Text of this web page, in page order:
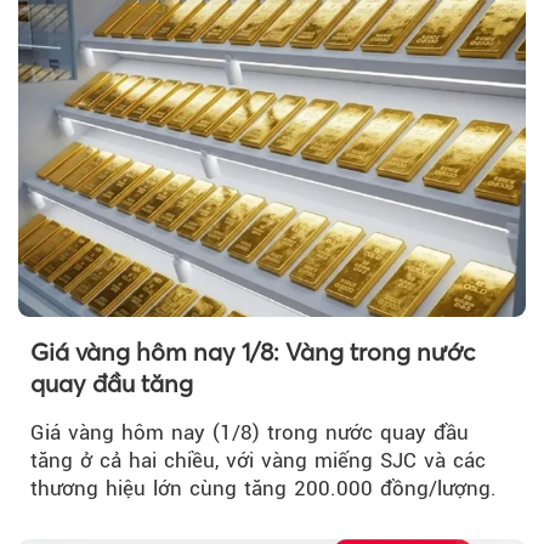
Giá vàng hôm nay 1/8: Vàng trong nước
quay đầu tăng
Giá vàng hôm nay (1/8) trong nước quay đầu
tăng ở cả hai chiều, với vàng miếng SJC và các
thương hiệu lớn cùng tăng 200.000 đồng/lượng.